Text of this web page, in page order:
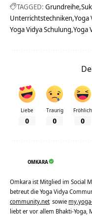
TAGGED: Grundreihe
Unterrichtstechniken Yoga
Yoga Vidya Schulung Yoga
Liebe
0
Traurig
0
Fröhlich
0
OMKARA
Omkara ist Mitglied im Social
betreut die Yoga Vidya
community.net sowie
liebt er vor allem Bhakti-Yoga,